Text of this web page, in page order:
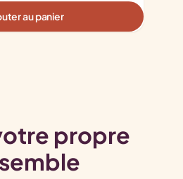
au panier
propre